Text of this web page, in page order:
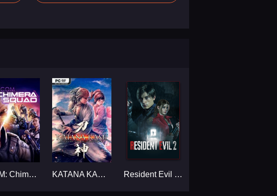
XCOM: Chimera Squad... KATANA KAMI: A Way of the Samurai Story... Resident Evil 2 / Biohazard RE:2 - Deluxe Edition...